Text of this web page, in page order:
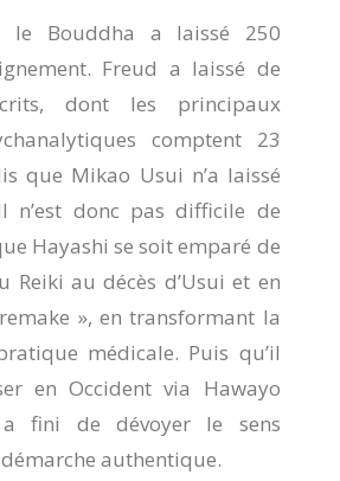
le Bouddha a laissé 250
Freud a laissé de
dont les principaux
comptent 23
que Mikao Usui n’a laissé
n’est donc pas difficile de
Hayashi se soit emparé de
Reiki au décès d’Usui et en
», en transformant la
médicale. Puis qu’il
en Occident via Hawayo
fini de dévoyer le sens
authentique.